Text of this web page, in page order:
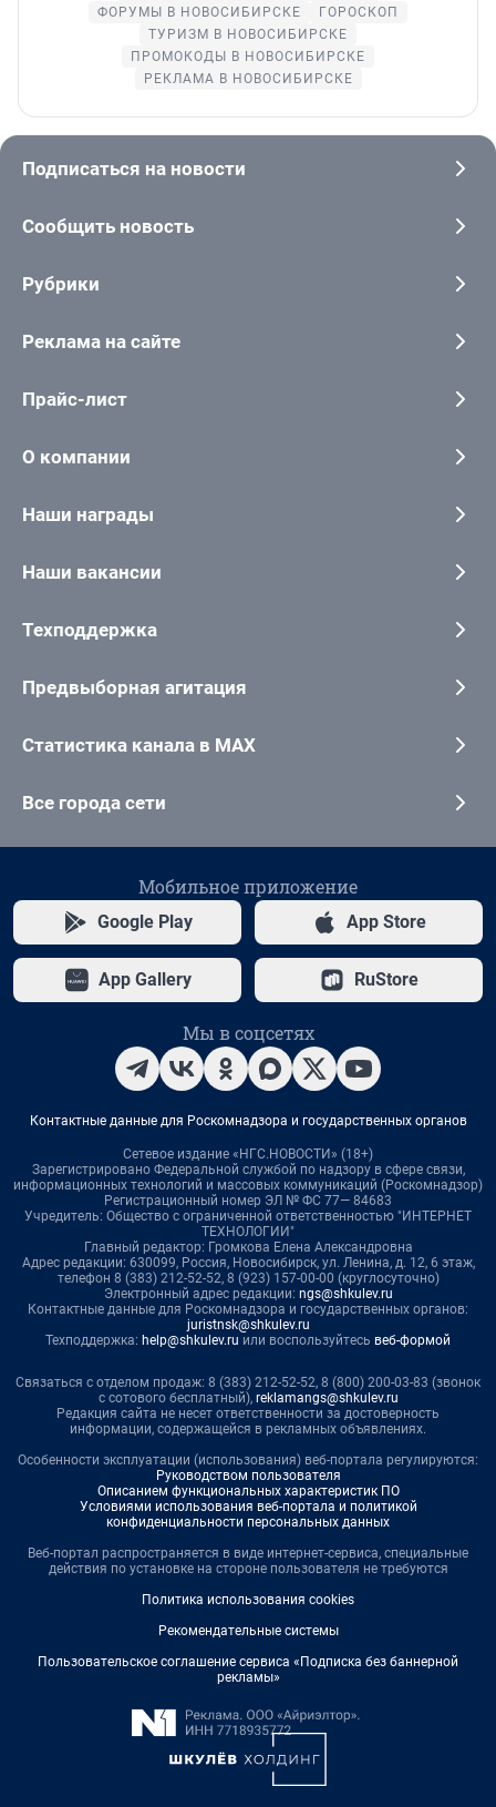
ФОРУМЫ В НОВОСИБИРСКЕ
ГОРОСКОП
ТУРИЗМ В НОВОСИБИРСКЕ
ПРОМОКОДЫ В НОВОСИБИРСКЕ
РЕКЛАМА В НОВОСИБИРСКЕ
Подписаться на новости
Сообщить новость
Рубрики
Реклама на сайте
Прайс-лист
О компании
Наши награды
Наши вакансии
Техподдержка
Предвыборная агитация
Статистика канала в MAX
Все города сети
Мобильное приложение
Google Play App Store
App Gallery RuStore
Мы в соцсетях
Контактные данные для Роскомнадзора и государственных органов
Сетевое издание «НГС.НОВОСТИ» (18+)
Зарегистрировано Федеральной службой по надзору в сфере связи,
информационных технологий и массовых коммуникаций (Роскомнадзор)
Регистрационный номер ЭЛ № ФС 77— 84683
Учредитель: Общество с ограниченной ответственностью "ИНТЕРНЕТ
ТЕХНОЛОГИИ"
Главный редактор: Громкова Елена Александровна
Адрес редакции: 630099, Россия, Новосибирск, ул. Ленина, д. 12, 6 этаж,
телефон 8 (383) 212-52-52, 8 (923) 157-00-00 (круглосуточно)
Электронный адрес редакции: ngs@shkulev.ru
Контактные данные для Роскомнадзора и государственных органов:
juristnsk@shkulev.ru
Техподдержка: help@shkulev.ru или воспользуйтесь веб-формой
Связаться с отделом продаж: 8 (383) 212-52-52, 8 (800) 200-03-83 (звонок
с сотового бесплатный), reklamangs@shkulev.ru
Редакция сайта не несет ответственности за достоверность
информации, содержащейся в рекламных объявлениях.
Особенности эксплуатации (использования) веб-портала регулируются:
Руководством пользователя
Описанием функциональных характеристик ПО
Условиями использования веб-портала и политикой
конфиденциальности персональных данных
Веб-портал распространяется в виде интернет-сервиса, специальные
действия по установке на стороне пользователя не требуются
Политика использования cookies
Рекомендательные системы
Пользовательское соглашение сервиса «Подписка без баннерной
рекламы»